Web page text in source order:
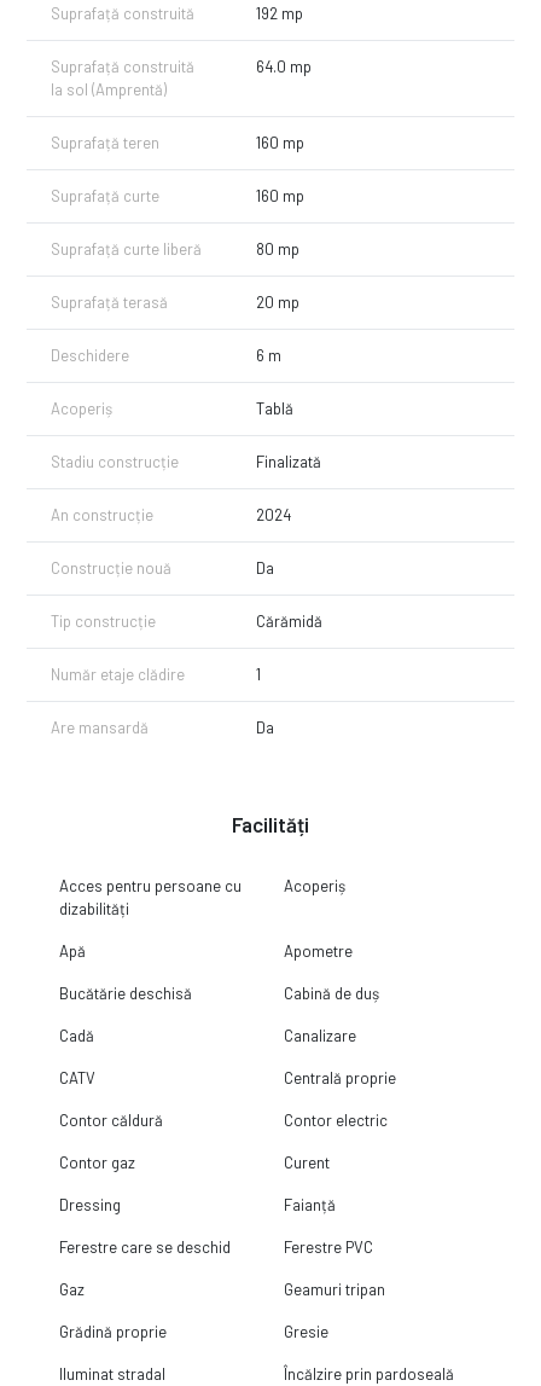
Suprafață construită 192 mp
Suprafață construită
la sol (Amprentă)
64.0 mp
Suprafață teren 160 mp
Suprafață curte 160 mp
Suprafață curte liberă 80 mp
Suprafață terasă 20 mp
Deschidere 6 m
Acoperiș Tablă
Stadiu construcție Finalizată
An construcție 2024
Construcție nouă Da
Tip construcție Cărămidă
Număr etaje clădire 1
Are mansardă Da
Facilități
Acces pentru persoane cu
dizabilități
Acoperiș
Apă Apometre
Bucătărie deschisă Cabină de duș
Cadă Canalizare
CATV Centrală proprie
Contor căldură Contor electric
Contor gaz Curent
Dressing Faianță
Ferestre care se deschid Ferestre PVC
Gaz Geamuri tripan
Grădină proprie Gresie
Iluminat stradal Încălzire prin pardoseală